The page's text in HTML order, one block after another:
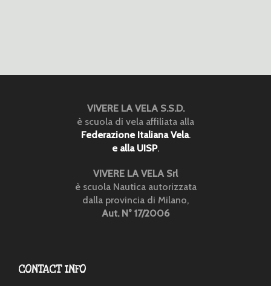
VIVERE LA VELA S.S.D.
è scuola di vela affiliata alla
Federazione Italiana Vela.
e alla UISP.
VIVERE LA VELA Srl
è scuola Nautica autorizzata
dalla provincia di Milano,
Aut. N° 17/2006
CONTACT INFO